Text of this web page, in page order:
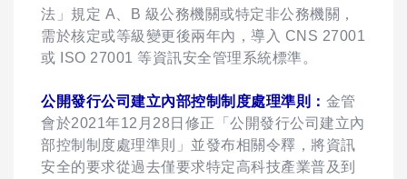
法」規定 A、B 級公務機關或特定非公務機關，
需於核定或等級變更後兩年內，導入 CNS 27001
或 ISO 27001 等資訊安全管理系統標準。
公開發行公司建立內部控制制度處理準則： 金管
會於2021年12月28日修正「公開發行公司建立內
部控制制度處理準則」並發布相關令釋，將資訊
安全的要求從過去僅要求特定高科技產業普及到